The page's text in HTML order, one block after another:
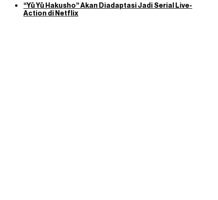
“Yū Yū Hakusho” Akan Diadaptasi Jadi Serial Live-
Action di Netflix